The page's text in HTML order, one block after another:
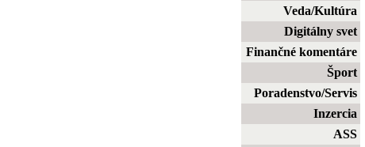
Veda/Kultúra
Digitálny svet
Finančné komentáre
Šport
Poradenstvo/Servis
Inzercia
ASS